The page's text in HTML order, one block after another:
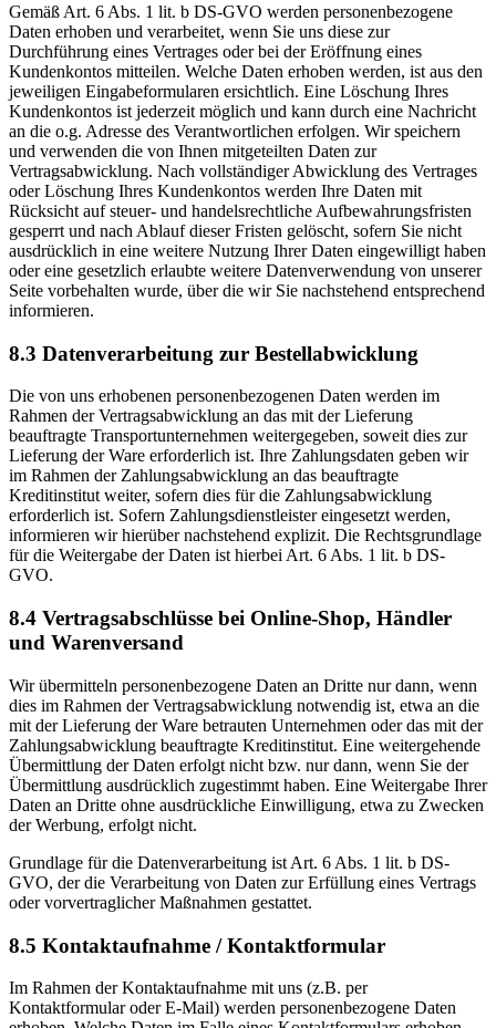
Gemäß Art. 6 Abs. 1 lit. b DS-GVO werden personenbezogene
Daten erhoben und verarbeitet, wenn Sie uns diese zur
Durchführung eines Vertrages oder bei der Eröffnung eines
Kundenkontos mitteilen. Welche Daten erhoben werden, ist aus den
jeweiligen Eingabeformularen ersichtlich. Eine Löschung Ihres
Kundenkontos ist jederzeit möglich und kann durch eine Nachricht
an die o.g. Adresse des Verantwortlichen erfolgen. Wir speichern
und verwenden die von Ihnen mitgeteilten Daten zur
Vertragsabwicklung. Nach vollständiger Abwicklung des Vertrages
oder Löschung Ihres Kundenkontos werden Ihre Daten mit
Rücksicht auf steuer- und handelsrechtliche Aufbewahrungsfristen
gesperrt und nach Ablauf dieser Fristen gelöscht, sofern Sie nicht
ausdrücklich in eine weitere Nutzung Ihrer Daten eingewilligt haben
oder eine gesetzlich erlaubte weitere Datenverwendung von unserer
Seite vorbehalten wurde, über die wir Sie nachstehend entsprechend
informieren.
8.3 Datenverarbeitung zur Bestellabwicklung
Die von uns erhobenen personenbezogenen Daten werden im
Rahmen der Vertragsabwicklung an das mit der Lieferung
beauftragte Transportunternehmen weitergegeben, soweit dies zur
Lieferung der Ware erforderlich ist. Ihre Zahlungsdaten geben wir
im Rahmen der Zahlungsabwicklung an das beauftragte
Kreditinstitut weiter, sofern dies für die Zahlungsabwicklung
erforderlich ist. Sofern Zahlungsdienstleister eingesetzt werden,
informieren wir hierüber nachstehend explizit. Die Rechtsgrundlage
für die Weitergabe der Daten ist hierbei Art. 6 Abs. 1 lit. b DS-
GVO.
8.4 Vertragsabschlüsse bei Online-Shop, Händler
und Warenversand
Wir übermitteln personenbezogene Daten an Dritte nur dann, wenn
dies im Rahmen der Vertragsabwicklung notwendig ist, etwa an die
mit der Lieferung der Ware betrauten Unternehmen oder das mit der
Zahlungsabwicklung beauftragte Kreditinstitut. Eine weitergehende
Übermittlung der Daten erfolgt nicht bzw. nur dann, wenn Sie der
Übermittlung ausdrücklich zugestimmt haben. Eine Weitergabe Ihrer
Daten an Dritte ohne ausdrückliche Einwilligung, etwa zu Zwecken
der Werbung, erfolgt nicht.
Grundlage für die Datenverarbeitung ist Art. 6 Abs. 1 lit. b DS-
GVO, der die Verarbeitung von Daten zur Erfüllung eines Vertrags
oder vorvertraglicher Maßnahmen gestattet.
8.5 Kontaktaufnahme / Kontaktformular
Im Rahmen der Kontaktaufnahme mit uns (z.B. per
Kontaktformular oder E-Mail) werden personenbezogene Daten